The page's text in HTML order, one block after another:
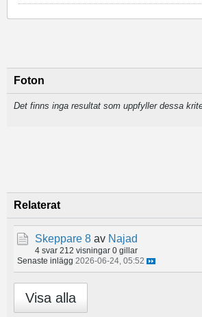
Foton
Det finns inga resultat som uppfyller dessa
Relaterat
Skeppare 8 av Najad
4 svar 212 visningar 0 gillar
Senaste inlägg 2026-06-24, 05:52
Visa alla